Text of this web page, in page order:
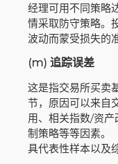
经理可用不同策略
情采取防守策略。
波动而蒙受损失的
(m) 追踪误差
这是指交易所买卖
节，原因可以来自
用、相关指数/资
制策略等等因素。
具代表性样本以及